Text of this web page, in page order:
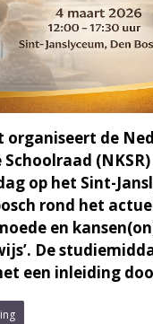
organiseert de
op het Sint-
rond het
en
De
een inleiding